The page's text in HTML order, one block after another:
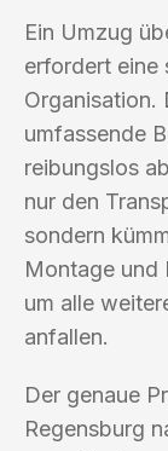
Ein Umzug
erfordert eine
Organisation.
umfassende
reibungslos
nur den
sondern
Montage und
um alle
anfallen.
Der genaue
Regensburg